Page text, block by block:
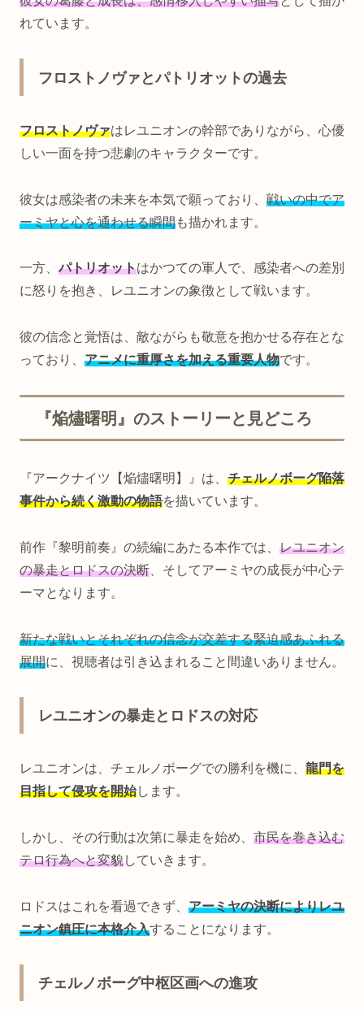
れています。
フロストノヴァとパトリオットの過去
フロストノヴァはレユニオンの幹部でありながら、心優
しい一面を持つ悲劇のキャラクターです。
彼女は感染者の未来を本気で願っており、 戦いの中でア
ーミヤと心を通わせる瞬間も描かれます。
一方、 パトリオットはかつての軍人で、感染者への差別
に怒りを抱き、レユニオンの象徴として戦います。
彼の信念と覚悟は、敵ながらも敬意を抱かせる存在とな
っており、 アニメに重厚さを加える重要人物です。
『焔燼曙明』のストーリーと見どころ
『アークナイツ【焔燼曙明】』は、 チェルノボーグ陥落
事件から続く激動の物語を描いています。
前作『黎明前奏』の続編にあたる本作では、 レユニオン
の暴走とロドスの決断 、そしてアーミヤの成長が中心テ
ーマとなります。
新たな戦いとそれぞれの信念が交差する緊迫感あふれる
展開に、視聴者は引き込まれること間違いありません。
レユニオンの暴走とロドスの対応
レユニオンは、チェルノボーグでの勝利を機に、 龍門を
目指して侵攻を開始します。
しかし、その行動は次第に暴走を始め、 市民を巻き込む
テロ行為へと変貌していきます。
ロドスはこれを看過できず、 アーミヤの決断によりレユ
ニオン鎮圧に本格介入することになります。
チェルノボーグ中枢区画への進攻